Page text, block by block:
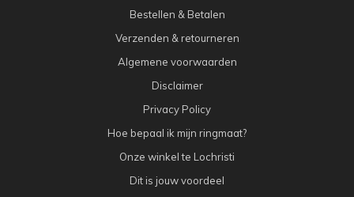
Bestellen & Betalen
Verzenden & retourneren
Algemene voorwaarden
Disclaimer
Privacy Policy
Hoe bepaal ik mijn ringmaat?
Onze winkel te Lochristi
Dit is jouw voordeel